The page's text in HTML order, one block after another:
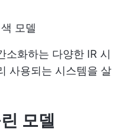
모델
소화하는 다양한 IR 시
사용되는 시스템을 살
모델